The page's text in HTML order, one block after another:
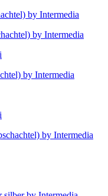
by Intermedia
by Intermedia
by Intermedia